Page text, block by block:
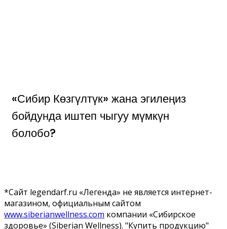
«Сибир Көзгүлтүк» жана эгилеңиз
бойдунда иштеп чыгуу мүмкүн
болобо?
*Сайт legendarf.ru «Легенда» не является интернет-
магазином, официальным сайтом
www.siberianwellness.com компании «Сибирское
здоровье» (Siberian Wellness). "Купить продукцию"